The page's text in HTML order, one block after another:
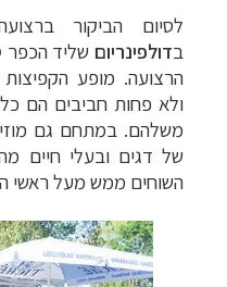
לסיום הביקור
בדולפינריום שליד הכפר
הרצועה. מופע
ולא פחות חביבים הם
משלהם. במתחם גם
של דגים ובעלי חיים
השוחים ממש מעל ראשי